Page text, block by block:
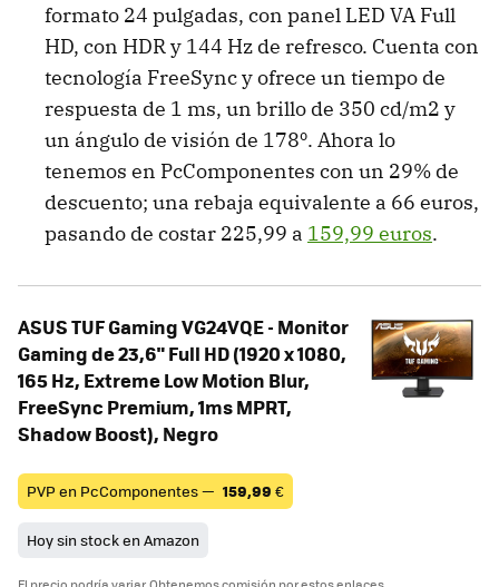
formato 24 pulgadas, con panel LED VA Full
HD, con HDR y 144 Hz de refresco. Cuenta con
tecnología FreeSync y ofrece un tiempo de
respuesta de 1 ms, un brillo de 350 cd/m2 y
un ángulo de visión de 178º. Ahora lo
tenemos en PcComponentes con un 29% de
descuento; una rebaja equivalente a 66 euros,
pasando de costar 225,99 a 159,99 euros.
ASUS TUF Gaming VG24VQE - Monitor
Gaming de 23,6" Full HD (1920 x 1080,
165 Hz, Extreme Low Motion Blur,
FreeSync Premium, 1ms MPRT,
Shadow Boost), Negro
PVP en PcComponentes — 159,99 €
Hoy sin stock en Amazon